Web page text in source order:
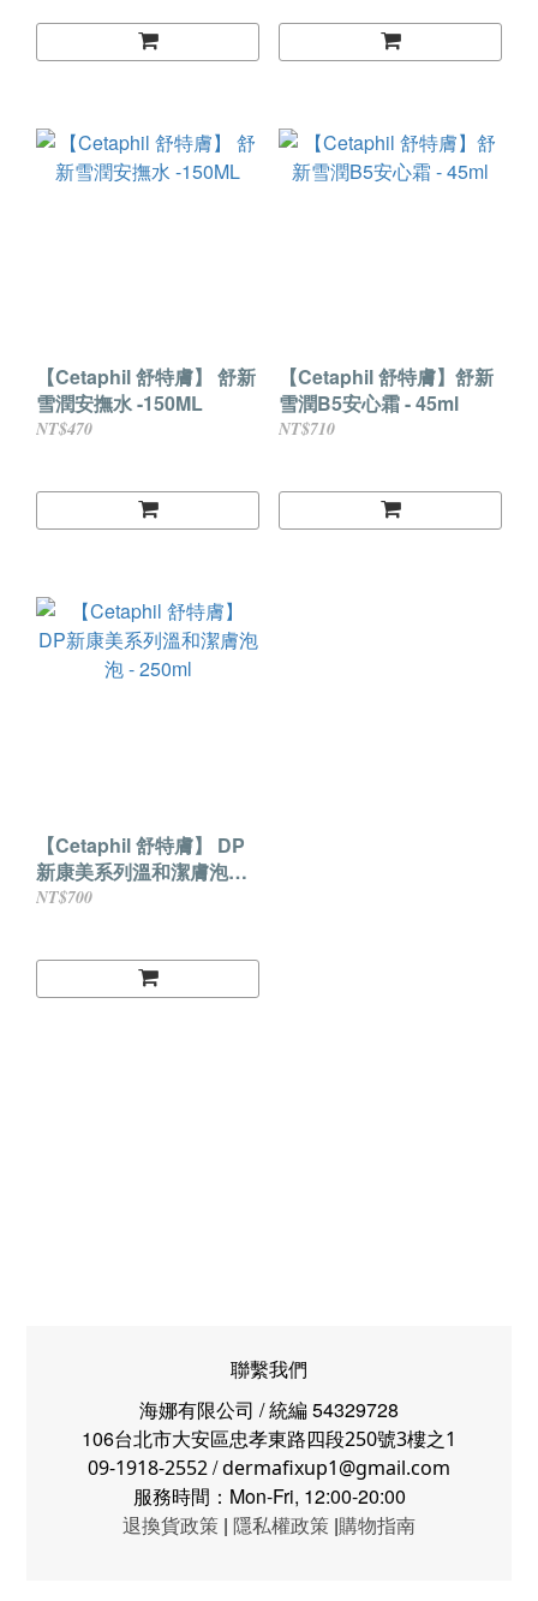
【Cetaphil 舒特膚】 舒新
雪潤安撫水 -150ML
NT$470
【Cetaphil 舒特膚】舒新
雪潤B5安心霜 - 45ml
NT$710
【Cetaphil 舒特膚】 DP
新康美系列溫和潔膚泡泡 -
250ml
NT$700
聯繫我們
海娜有限公司 / 統編 54329728
106台北市大安區忠孝東路四段250號3樓之1
09-1918-2552/dermafixup1@gmail.com
服務時間：Mon-Fri, 12:00-20:00
退換貨政策 | 隱私權政策 |購物指南